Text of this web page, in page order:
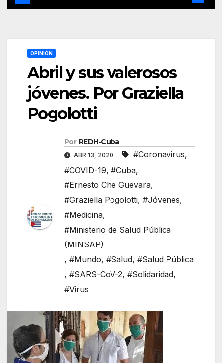
OPINIÓN
Abril y sus valerosos
jóvenes. Por Graziella
Pogolotti
Por REDH-Cuba
ABR 13, 2020 #Coronavirus,
#COVID-19, #Cuba,
#Ernesto Che Guevara,
#Graziella Pogolotti, #Jóvenes,
#Medicina,
#Ministerio de Salud Pública
(MINSAP)
, #Mundo, #Salud, #Salud Pública
, #SARS-CoV-2, #Solidaridad,
#Virus